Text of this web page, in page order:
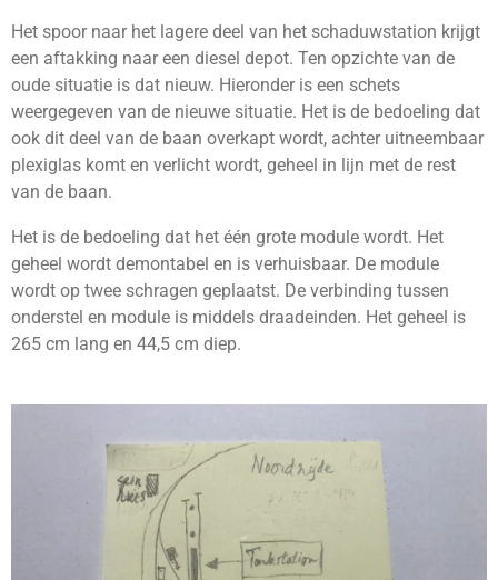
Het spoor naar het lagere deel van het schaduwstation krijgt
een aftakking naar een diesel depot. Ten opzichte van de
oude situatie is dat nieuw. Hieronder is een schets
weergegeven van de nieuwe situatie. Het is de bedoeling dat
ook dit deel van de baan overkapt wordt, achter uitneembaar
plexiglas komt en verlicht wordt, geheel in lijn met de rest
van de baan.
Het is de bedoeling dat het één grote module wordt. Het
geheel wordt demontabel en is verhuisbaar. De module
wordt op twee schragen geplaatst. De verbinding tussen
onderstel en module is middels draadeinden. Het geheel is
265 cm lang en 44,5 cm diep.